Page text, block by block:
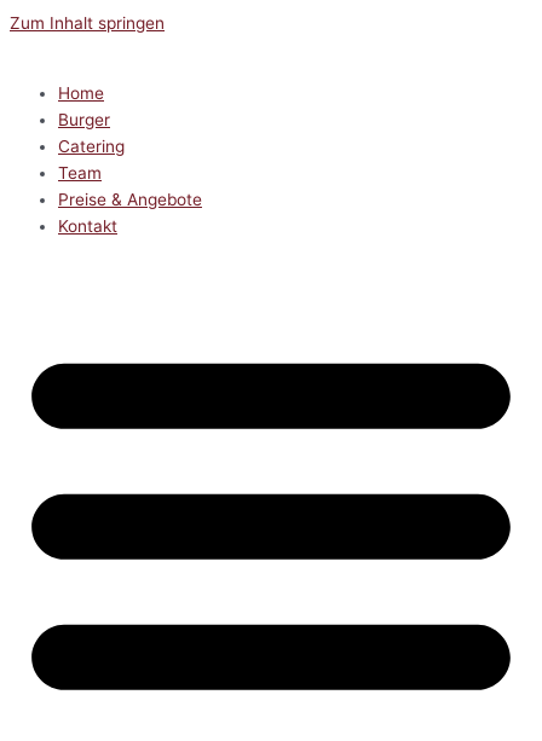
Zum Inhalt springen
Home
Burger
Catering
Team
Preise & Angebote
Kontakt